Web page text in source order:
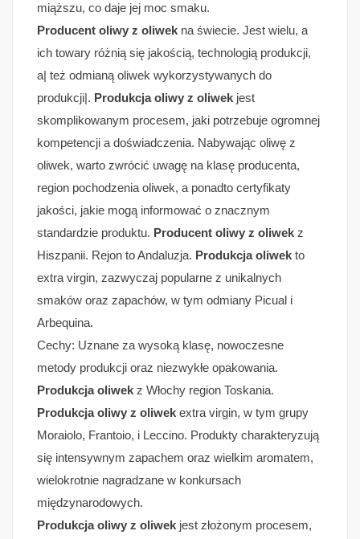
miąższu, co daje jej moc smaku.
Producent oliwy z oliwek na świecie. Jest wielu, a
ich towary różnią się jakością, technologią produkcji,
a| też odmianą oliwek wykorzystywanych do
produkcji|. Produkcja oliwy z oliwek jest
skomplikowanym procesem, jaki potrzebuje ogromnej
kompetencji a doświadczenia. Nabywając oliwę z
oliwek, warto zwrócić uwagę na klasę producenta,
region pochodzenia oliwek, a ponadto certyfikaty
jakości, jakie mogą informować o znacznym
standardzie produktu. Producent oliwy z oliwek z
Hiszpanii. Rejon to Andaluzja. Produkcja oliwek to
extra virgin, zazwyczaj popularne z unikalnych
smaków oraz zapachów, w tym odmiany Picual i
Arbequina.
Cechy: Uznane za wysoką klasę, nowoczesne
metody produkcji oraz niezwykłe opakowania.
Produkcja oliwek z Włochy region Toskania.
Produkcja oliwy z oliwek extra virgin, w tym grupy
Moraiolo, Frantoio, i Leccino. Produkty charakteryzują
się intensywnym zapachem oraz wielkim aromatem,
wielokrotnie nagradzane w konkursach
międzynarodowych.
Produkcja oliwy z oliwek jest złożonym procesem,